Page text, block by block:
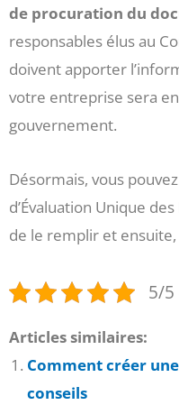
de procuration du
responsables élus au
doivent apporter
votre entreprise sera
gouvernement.
Désormais, vous
d’Évaluation Unique
de le remplir et
5/5
Articles similaires:
Comment créer
conseils